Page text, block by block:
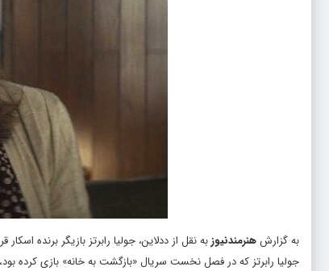
به گزارشهنرمندنیوزبه نقل از ددلاین، جولیا رابرتز بازیگر برنده
جولیا رابرتز که در فصل نخست سریال «بازگشت به خانه» بازی کرده